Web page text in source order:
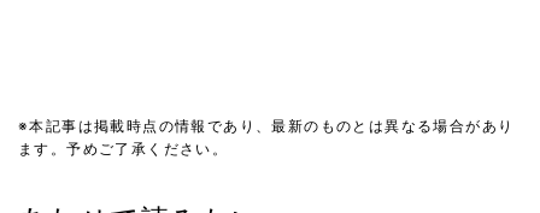
※本記事は掲載時点の情報であり、最新のものとは異なる場合があり
ます。予めご了承ください。